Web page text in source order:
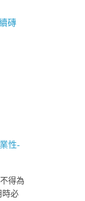
磚
性-
得為
時必